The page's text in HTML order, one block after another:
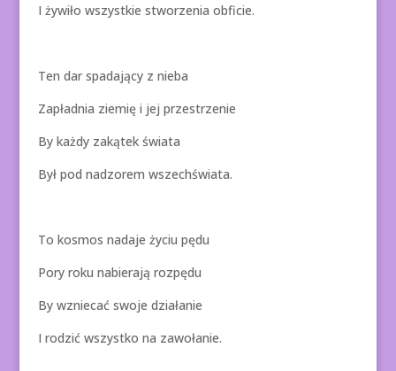
I żywiło wszystkie stworzenia obficie.
Ten dar spadający z nieba
Zapładnia ziemię i jej przestrzenie
By każdy zakątek świata
Był pod nadzorem wszechświata.
To kosmos nadaje życiu pędu
Pory roku nabierają rozpędu
By wzniecać swoje działanie
I rodzić wszystko na zawołanie.